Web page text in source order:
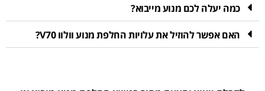
כמה יעלה לכם מנוע מייבוא?
האם אפשר להוזיל את עלויות החלפת מנוע וולוו V70?